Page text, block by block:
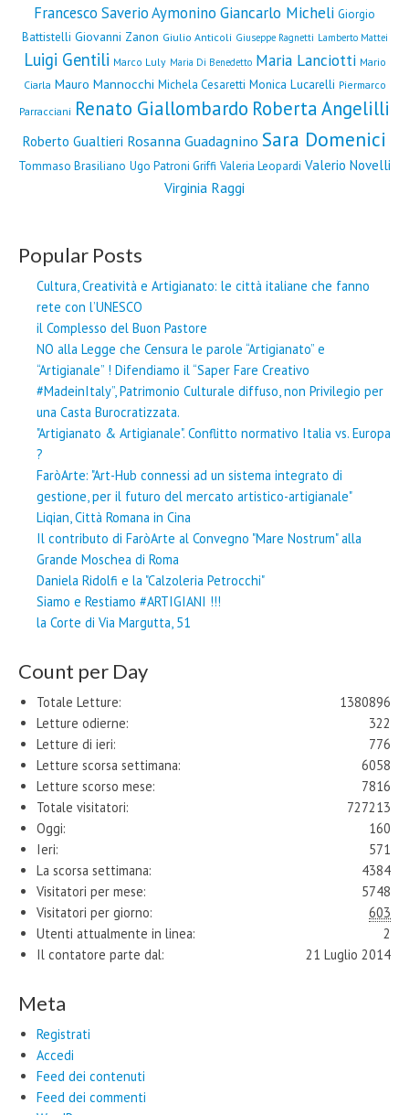
Francesco Saverio Aymonino Giancarlo Micheli Giorgio
Battistelli Giovanni Zanon Giulio Anticoli Giuseppe Ragnetti Lamberto Mattei
Luigi Gentili Marco Luly Maria Di Benedetto Maria Lanciotti Mario
Ciarla Mauro Mannocchi Michela Cesaretti Monica Lucarelli Piermarco
Parracciani Renato Giallombardo Roberta Angelilli
Roberto Gualtieri Rosanna Guadagnino Sara Domenici
Tommaso Brasiliano Ugo Patroni Griffi Valeria Leopardi Valerio Novelli
Virginia Raggi
Popular Posts
Cultura, Creatività e Artigianato: le città italiane che fanno
rete con l’UNESCO
il Complesso del Buon Pastore
NO alla Legge che Censura le parole “Artigianato” e
“Artigianale” ! Difendiamo il “Saper Fare Creativo
#MadeinItaly”, Patrimonio Culturale diffuso, non Privilegio per
una Casta Burocratizzata.
"Artigianato & Artigianale". Conflitto normativo Italia vs. Europa
?
FaròArte: "Art-Hub connessi ad un sistema integrato di
gestione, per il futuro del mercato artistico-artigianale"
Liqian, Città Romana in Cina
Il contributo di FaròArte al Convegno "Mare Nostrum" alla
Grande Moschea di Roma
Daniela Ridolfi e la "Calzoleria Petrocchi"
Siamo e Restiamo #ARTIGIANI !!!
la Corte di Via Margutta, 51
Count per Day
1380896
Totale Letture:
322
Letture odierne:
776
Letture di ieri:
6058
Letture scorsa settimana:
7816
Letture scorso mese:
727213
Totale visitatori:
160
Oggi:
571
Ieri:
4384
La scorsa settimana:
5748
Visitatori per mese:
603
Visitatori per giorno:
2
Utenti attualmente in linea:
21 Luglio 2014
Il contatore parte dal:
Meta
Registrati
Accedi
Feed dei contenuti
Feed dei commenti